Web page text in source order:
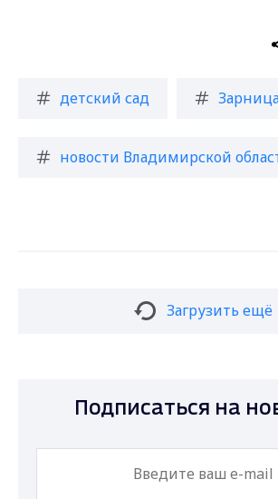
детский сад
новости Владимирской
Загрузить ещё
Подписаться на